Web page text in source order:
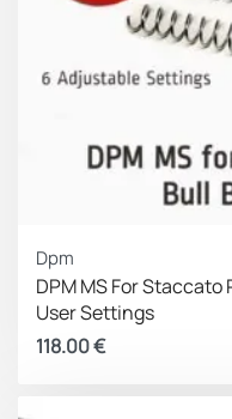
Dpm
DPM MS For Staccato
User Settings
118.00€